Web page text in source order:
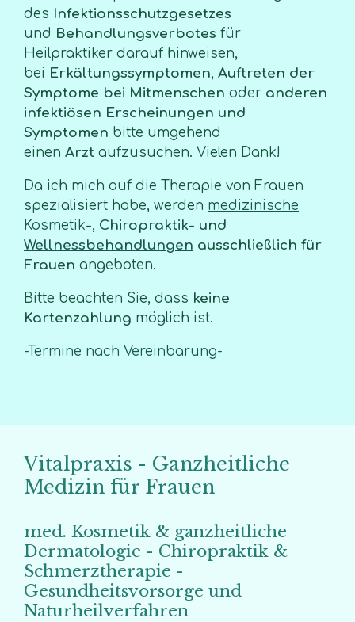
des Infektionsschutzgesetzes
und Behandlungsverbotes für
Heilpraktiker darauf hinweisen,
bei Erkältungssymptomen, Auftreten der
Symptome bei Mitmenschen oder anderen
infektiösen Erscheinungen und
Symptomen bitte umgehend
einen Arzt aufzusuchen. Vielen Dank!
Da ich mich auf die Therapie von Frauen
spezialisiert habe, werden medizinische
Kosmetik-, Chiropraktik- und
Wellnessbehandlungen ausschließlich für
Frauen angeboten.
Bitte beachten Sie, dass keine
Kartenzahlung möglich ist.
-Termine nach Vereinbarung-
Vitalpraxis - Ganzheitliche
Medizin für Frauen
med. Kosmetik & ganzheitliche
Dermatologie - Chiropraktik &
Schmerztherapie -
Gesundheitsvorsorge und
Naturheilverfahren